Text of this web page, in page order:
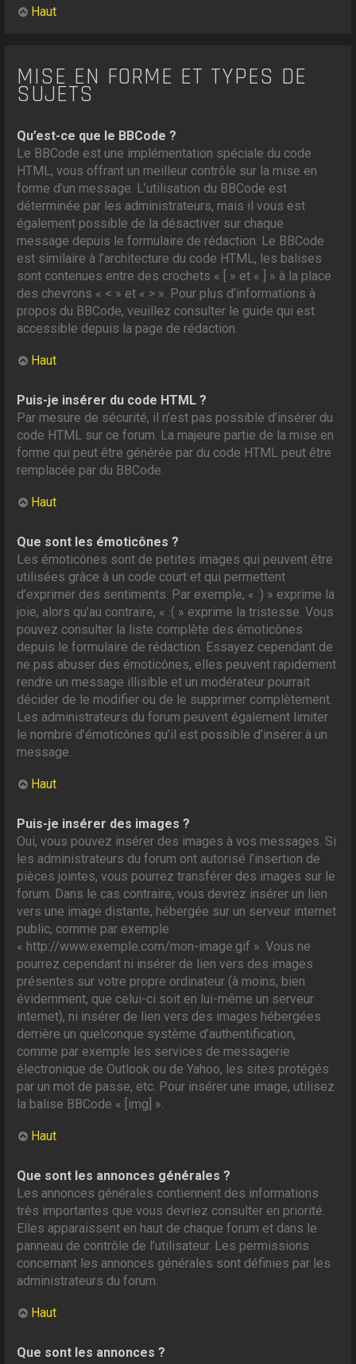
Haut
MISE EN FORME ET TYPES DE
SUJETS
Qu’est-ce que le BBCode ?
Le BBCode est une implémentation spéciale du code
HTML, vous offrant un meilleur contrôle sur la mise en
forme d’un message. L’utilisation du BBCode est
déterminée par les administrateurs, mais il vous est
également possible de la désactiver sur chaque
message depuis le formulaire de rédaction. Le BBCode
est similaire à l’architecture du code HTML, les balises
sont contenues entre des crochets « [ » et « ] » à la place
des chevrons « < » et « > ». Pour plus d’informations à
propos du BBCode, veuillez consulter le guide qui est
accessible depuis la page de rédaction.
Haut
Puis-je insérer du code HTML ?
Par mesure de sécurité, il n’est pas possible d’insérer du
code HTML sur ce forum. La majeure partie de la mise en
forme qui peut être générée par du code HTML peut être
remplacée par du BBCode.
Haut
Que sont les émoticônes ?
Les émoticônes sont de petites images qui peuvent être
utilisées grâce à un code court et qui permettent
d’exprimer des sentiments. Par exemple, « :) » exprime la
joie, alors qu’au contraire, « :( » exprime la tristesse. Vous
pouvez consulter la liste complète des émoticônes
depuis le formulaire de rédaction. Essayez cependant de
ne pas abuser des émoticônes, elles peuvent rapidement
rendre un message illisible et un modérateur pourrait
décider de le modifier ou de le supprimer complètement.
Les administrateurs du forum peuvent également limiter
le nombre d’émoticônes qu’il est possible d’insérer à un
message.
Haut
Puis-je insérer des images ?
Oui, vous pouvez insérer des images à vos messages. Si
les administrateurs du forum ont autorisé l’insertion de
pièces jointes, vous pourrez transférer des images sur le
forum. Dans le cas contraire, vous devrez insérer un lien
vers une image distante, hébergée sur un serveur internet
public, comme par exemple
« http://www.exemple.com/mon-image.gif ». Vous ne
pourrez cependant ni insérer de lien vers des images
présentes sur votre propre ordinateur (à moins, bien
évidemment, que celui-ci soit en lui-même un serveur
internet), ni insérer de lien vers des images hébergées
derrière un quelconque système d’authentification,
comme par exemple les services de messagerie
électronique de Outlook ou de Yahoo, les sites protégés
par un mot de passe, etc. Pour insérer une image, utilisez
la balise BBCode « [img] ».
Haut
Que sont les annonces générales ?
Les annonces générales contiennent des informations
très importantes que vous devriez consulter en priorité.
Elles apparaissent en haut de chaque forum et dans le
panneau de contrôle de l’utilisateur. Les permissions
concernant les annonces générales sont définies par les
administrateurs du forum.
Haut
Que sont les annonces ?